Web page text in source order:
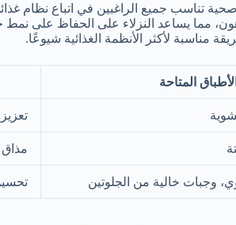
تناسب جميع الراغبين في اتباع نظام
مما يساعد النزلاء على الحفاظ على نمط
مناسبة لأكثر الأنظمة الغذائية شيوعًا.
الأطباق المتاحة
مذاق
وجبات خالية من الجلوتين